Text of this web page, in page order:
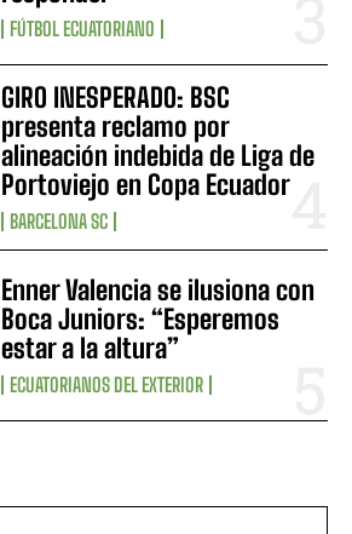
FÚTBOL ECUATORIANO
GIRO INESPERADO: BSC
presenta reclamo por
alineación indebida de Liga de
Portoviejo en Copa Ecuador
BARCELONA SC
Enner Valencia se ilusiona con
Boca Juniors: “Esperemos
estar a la altura”
ECUATORIANOS DEL EXTERIOR